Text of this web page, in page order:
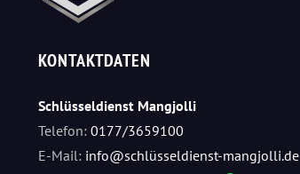
KONTAKTDATEN
Schlüsseldienst Mangjolli
Telefon: 0177/3659100
E-Mail: info@schlüsseldienst-mangjolli.de